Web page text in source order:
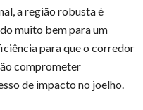
a região robusta é
muito bem para um
para que o corredor
comprometer
de impacto no joelho.